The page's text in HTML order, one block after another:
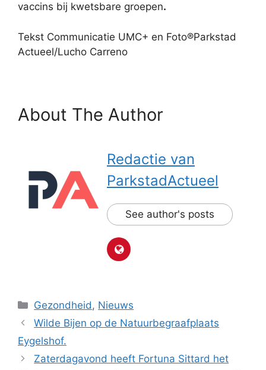
vaccins bij kwetsbare groepen.
Tekst Communicatie UMC+ en Foto®Parkstad
Actueel/Lucho Carreno
About The Author
Redactie van
ParkstadActueel
See author's posts
Categorieën
Gezondheid , Nieuws
Wilde Bijen op de Natuurbegraafplaats
Eygelshof.
Zaterdagavond heeft Fortuna Sittard het